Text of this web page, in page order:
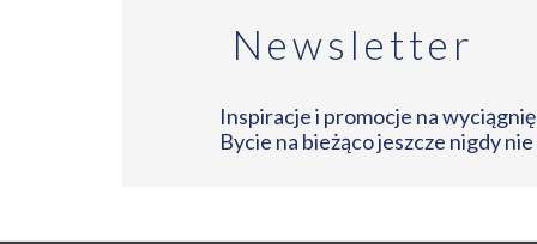
Newsletter
Inspiracje i promocje na
Bycie na bieżąco jeszcze nigdy